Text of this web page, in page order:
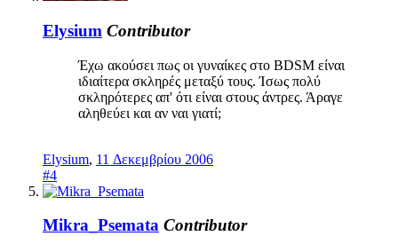
Elysium Contributor
Έχω ακούσει πως οι γυναίκες στο BDSM είναι
ιδιαίτερα σκληρές μεταξύ τους. Ίσως πολύ
σκληρότερες απ' ότι είναι στους άντρες. Άραγε
αληθεύει και αν ναι γιατί;
Elysium, 11 Δεκεμβρίου 2006
#4
Mikra_Psemata Contributor